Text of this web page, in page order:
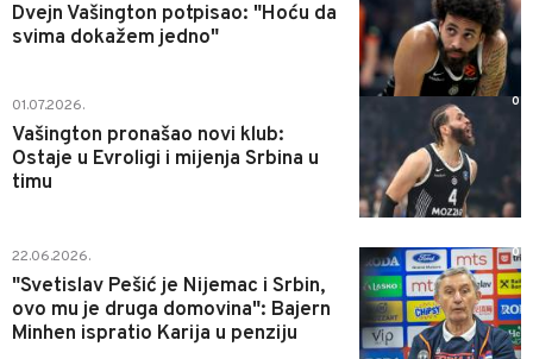
Dvejn Vašington potpisao: "Hoću da
svima dokažem jedno"
01.07.2026.
Vašington pronašao novi klub:
Ostaje u Evroligi i mijenja Srbina u
timu
0
22.06.2026.
"Svetislav Pešić je Nijemac i Srbin,
ovo mu je druga domovina": Bajern
Minhen ispratio Karija u penziju
0